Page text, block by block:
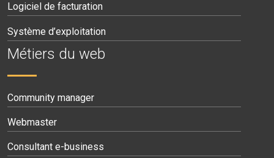
Logiciel de facturation
Système d’exploitation
Métiers du web
Community manager
Webmaster
Consultant e-business